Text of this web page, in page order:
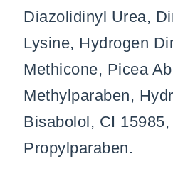
Diazolidinyl Urea,
Lysine, Hydrogen
Methicone, Picea
Methylparaben,
Bisabolol, CI
Propylparaben.